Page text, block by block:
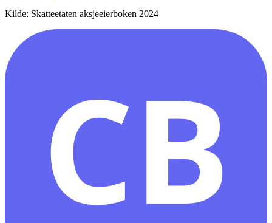
Kilde: Skatteetaten aksjeeierboken 2024
CB